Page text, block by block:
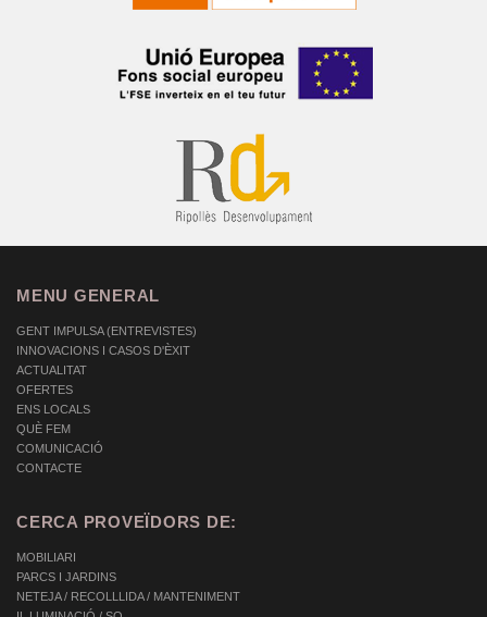
MENU GENERAL
GENT IMPULSA (ENTREVISTES)
INNOVACIONS I CASOS D'ÈXIT
ACTUALITAT
OFERTES
ENS LOCALS
QUÈ FEM
COMUNICACIÓ
CONTACTE
CERCA PROVEÏDORS DE:
MOBILIARI
PARCS I JARDINS
NETEJA / RECOLLLIDA / MANTENIMENT